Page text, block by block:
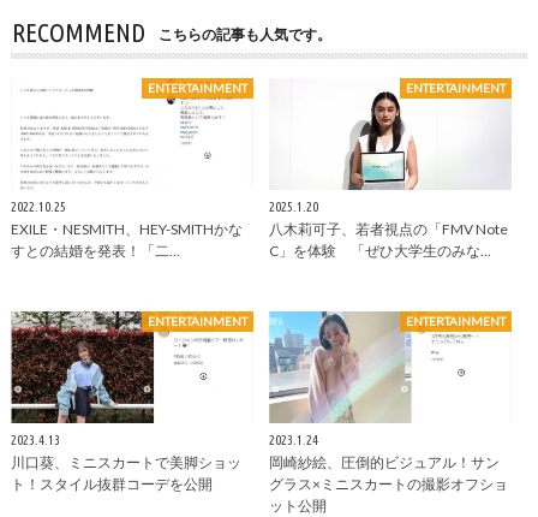
RECOMMEND こちらの記事も人気です。
ENTERTAINMENT
2022.10.25
EXILE・NESMITH、HEY-SMITHかな
すとの結婚を発表！「二…
ENTERTAINMENT
2025.1.20
八木莉可子、若者視点の「FMV Note
C」を体験 「ぜひ大学生のみな…
ENTERTAINMENT
2023.4.13
川口葵、ミニスカートで美脚ショッ
ト！スタイル抜群コーデを公開
ENTERTAINMENT
2023.1.24
岡崎紗絵、圧倒的ビジュアル！サン
グラス×ミニスカートの撮影オフショ
ット公開